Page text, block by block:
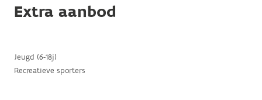
Extra aanbod
Jeugd (6-18j)
Recreatieve sporters